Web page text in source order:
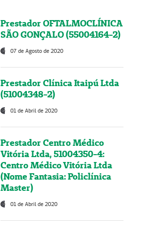
Prestador OFTALMOCLÍNICA
SÃO GONÇALO (55004164-2)
07 de Agosto de 2020
Prestador Clínica Itaipú Ltda
(51004348-2)
01 de Abril de 2020
Prestador Centro Médico
Vitória Ltda, 51004350-4:
Centro Médico Vitória Ltda
(Nome Fantasia: Policlínica
Master)
01 de Abril de 2020